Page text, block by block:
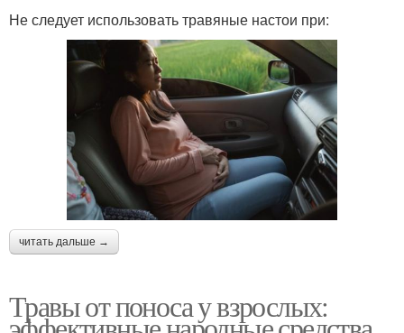
Не следует использовать травяные настои при:
читать дальше →
Травы от поноса у взрослых: